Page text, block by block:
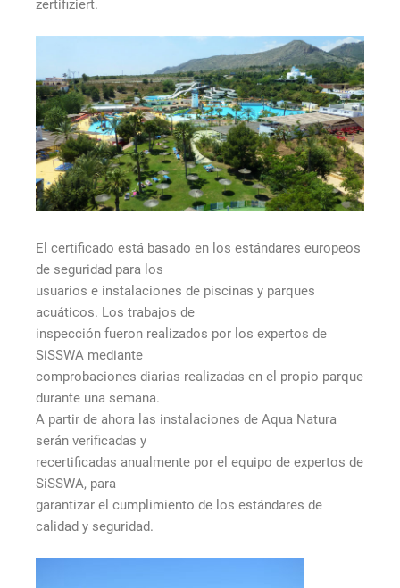
zertifiziert.
El certificado está basado en los estándares europeos
de seguridad para los
usuarios e instalaciones de piscinas y parques
acuáticos. Los trabajos de
inspección fueron realizados por los expertos de
SiSSWA mediante
comprobaciones diarias realizadas en el propio parque
durante una semana.
A partir de ahora las instalaciones de Aqua Natura
serán verificadas y
recertificadas anualmente por el equipo de expertos de
SiSSWA, para
garantizar el cumplimiento de los estándares de
calidad y seguridad.